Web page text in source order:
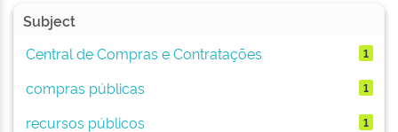
Subject
Central de Compras e Contratações
1
compras públicas 1
recursos públicos 1